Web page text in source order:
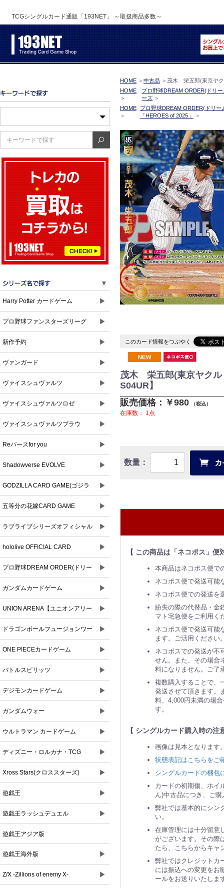
TCGシングルカード通販「193NET」 ～取扱商品多数～
▼
Harry Potter カードゲーム ▶
プロ野球ファンスターズリーグ ▶
新作予約 ▶
ヴァンガード ▶
ヴァイスシュヴァルツ ▶
ヴァイスシュヴァルツロゼ ▶
ヴァイスシュヴァルツブラウ ▶
Reバースfor you ▶
Shadowverse EVOLVE ▶
GODZILLA CARD GAME(ゴジラ
カードゲーム)
▶
五等分の花嫁CARD GAME ▶
ラブライブシリーズオフィシャル
カードゲーム
▶
hololive OFFICIAL CARD
GAME(ホロライブオフィシャルカ
ードゲーム)
▶
プロ野球DREAM ORDER(ドリー
ムオーダー)
▶
ガンダムカードゲーム ▶
UNION ARENA【ユニオンアリー
ナ】
▶
ドラゴンボールフュージョンワー
ルド
▶
ONE PIECEカードゲーム ▶
バトルスピリッツ ▶
デジモンカードゲーム ▶
ガンダムウォー ▶
ウルトラマン カードゲーム ▶
ディズニー・ロルカナ・TCG ▶
Xross Stars(クロススターズ) ▶
遊戯王 ▶
遊戯王ラッシュデュエル ▶
遊戯王アジア版
遊戯王海外版 ▶
Z/X -Zillions of enemy X- ▶
HOME ＞ 中古品 ＞ 茂木 栄五郎(東京ヤク
HOME
＞
プロ野球DREAM ORDER(ドリ
ーズ ＞
HOME
＞
プロ野球DREAM ORDER(ドリー
「HEROES of 2025」
＞
このカード情報をつぶやく
茂木 栄五郎(東京ヤクル
S04UR】
販売価格：￥980
（税込）
在庫数： 1点
数量：
【 この商品は「ネコポス」便
本商品はネコポス便で
ネコポス便で発送可能
ネコポス便での発送を
紛失の際の代替品・金
マト宅急便をご利用く
ネコポス便で発送可能
ます。ご活用ください
ネコポスでの発送が不
せん。また、その場合
料になりません。ご了
複数購入することで、
発送させて頂きます。
料、4,000円未満の場
す。
【 シングルカード購入時の注
画像は見本となります
状態表記はこちらをご
シングルカードの梱包
カードの初期傷、ホイ
ん)中古品につき、ご
弊社では基本的にシン
い。
在庫管理には十分留意
がございます。その際
たら、こちらからキャ
弊社ではクレジットカ
には振込への変更をお
ールをお送りいたしま